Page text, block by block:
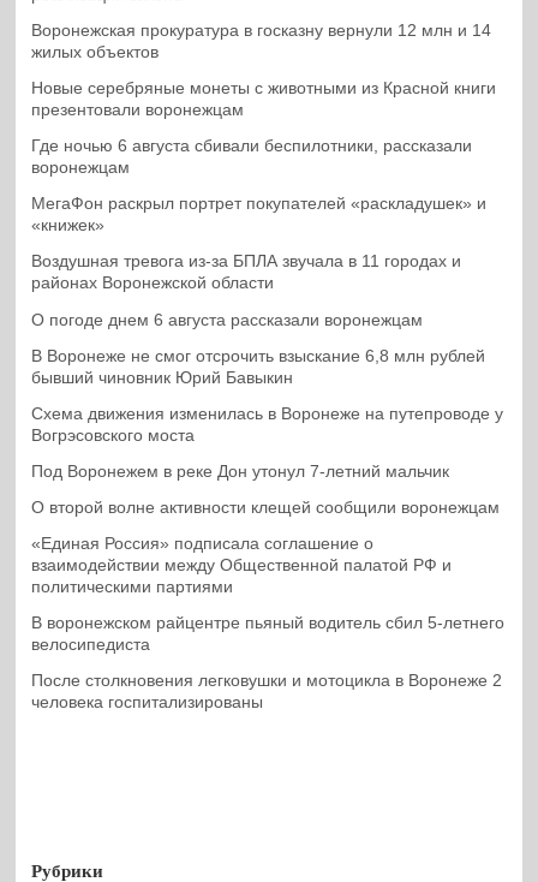
Воронежская прокуратура в госказну вернули 12 млн и 14
жилых объектов
Новые серебряные монеты с животными из Красной книги
презентовали воронежцам
Где ночью 6 августа сбивали беспилотники, рассказали
воронежцам
МегаФон раскрыл портрет покупателей «раскладушек» и
«книжек»
Воздушная тревога из-за БПЛА звучала в 11 городах и
районах Воронежской области
О погоде днем 6 августа рассказали воронежцам
В Воронеже не смог отсрочить взыскание 6,8 млн рублей
бывший чиновник Юрий Бавыкин
Схема движения изменилась в Воронеже на путепроводе у
Вогрэсовского моста
Под Воронежем в реке Дон утонул 7-летний мальчик
О второй волне активности клещей сообщили воронежцам
«Единая Россия» подписала соглашение о
взаимодействии между Общественной палатой РФ и
политическими партиями
В воронежском райцентре пьяный водитель сбил 5-летнего
велосипедиста
После столкновения легковушки и мотоцикла в Воронеже 2
человека госпитализированы
Рубрики